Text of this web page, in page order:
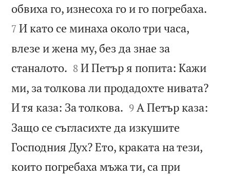
обвиха го, изнесоха го и го погребаха.
7 И като се минаха около три часа,
влезе и жена му, без да знае за
станалото. 

8 И Петър я попита: Кажи
ми, за толкова ли продадохте нивата?
И тя каза: За толкова. 

9 А Петър каза:
Защо се съгласихте да изкушите
Господния Дух? Ето, краката на тези,
които погребаха мъжа ти, са при